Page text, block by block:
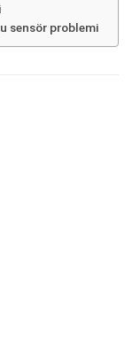
sensör problemi